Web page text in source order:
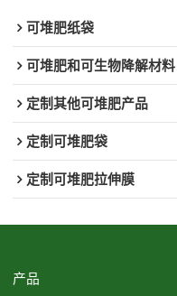
可堆肥纸袋
可堆肥和可生物降解材料
定制其他可堆肥产品
定制可堆肥袋
定制可堆肥拉伸膜
产品